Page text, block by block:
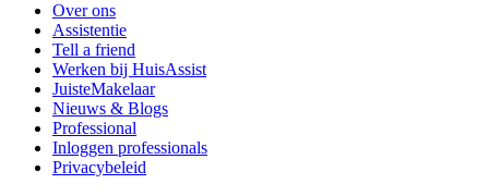
Over ons
Assistentie
Tell a friend
Werken bij HuisAssist
JuisteMakelaar
Nieuws & Blogs
Professional
Inloggen professionals
Privacybeleid